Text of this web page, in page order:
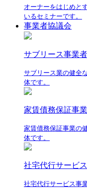
オーナーをはじめと
いるセミナーです。
事業者協議会
サブリース事業
サブリース業の健全
体です。
家賃債務保証事
家賃債務保証事業の
体です。
社宅代行サービ
社宅代行サービス事